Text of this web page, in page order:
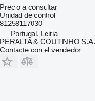
Precio a consultar
Unidad de control
81258117030
Portugal, Leiria
PERALTA & COUTINHO S.A.
Contacte con el vendedor